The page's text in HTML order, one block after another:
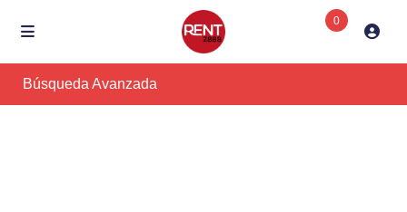
0
Búsqueda Avanzada